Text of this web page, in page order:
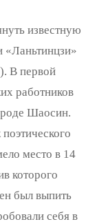
известную
«Ланьтинцзи»
В первой
работников
Шаосин.
место в 14
которого
был выпить
себя в